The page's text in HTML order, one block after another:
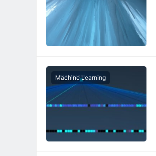
Machine Learning